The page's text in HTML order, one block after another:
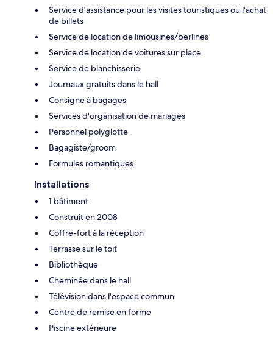
Service d'assistance pour les visites touristiques ou l'achat
de billets
Service de location de limousines/berlines
Service de location de voitures sur place
Service de blanchisserie
Journaux gratuits dans le hall
Consigne à bagages
Services d'organisation de mariages
Personnel polyglotte
Bagagiste/groom
Formules romantiques
Installations
1 bâtiment
Construit en 2008
Coffre-fort à la réception
Terrasse sur le toit
Bibliothèque
Cheminée dans le hall
Télévision dans l'espace commun
Centre de remise en forme
Piscine extérieure